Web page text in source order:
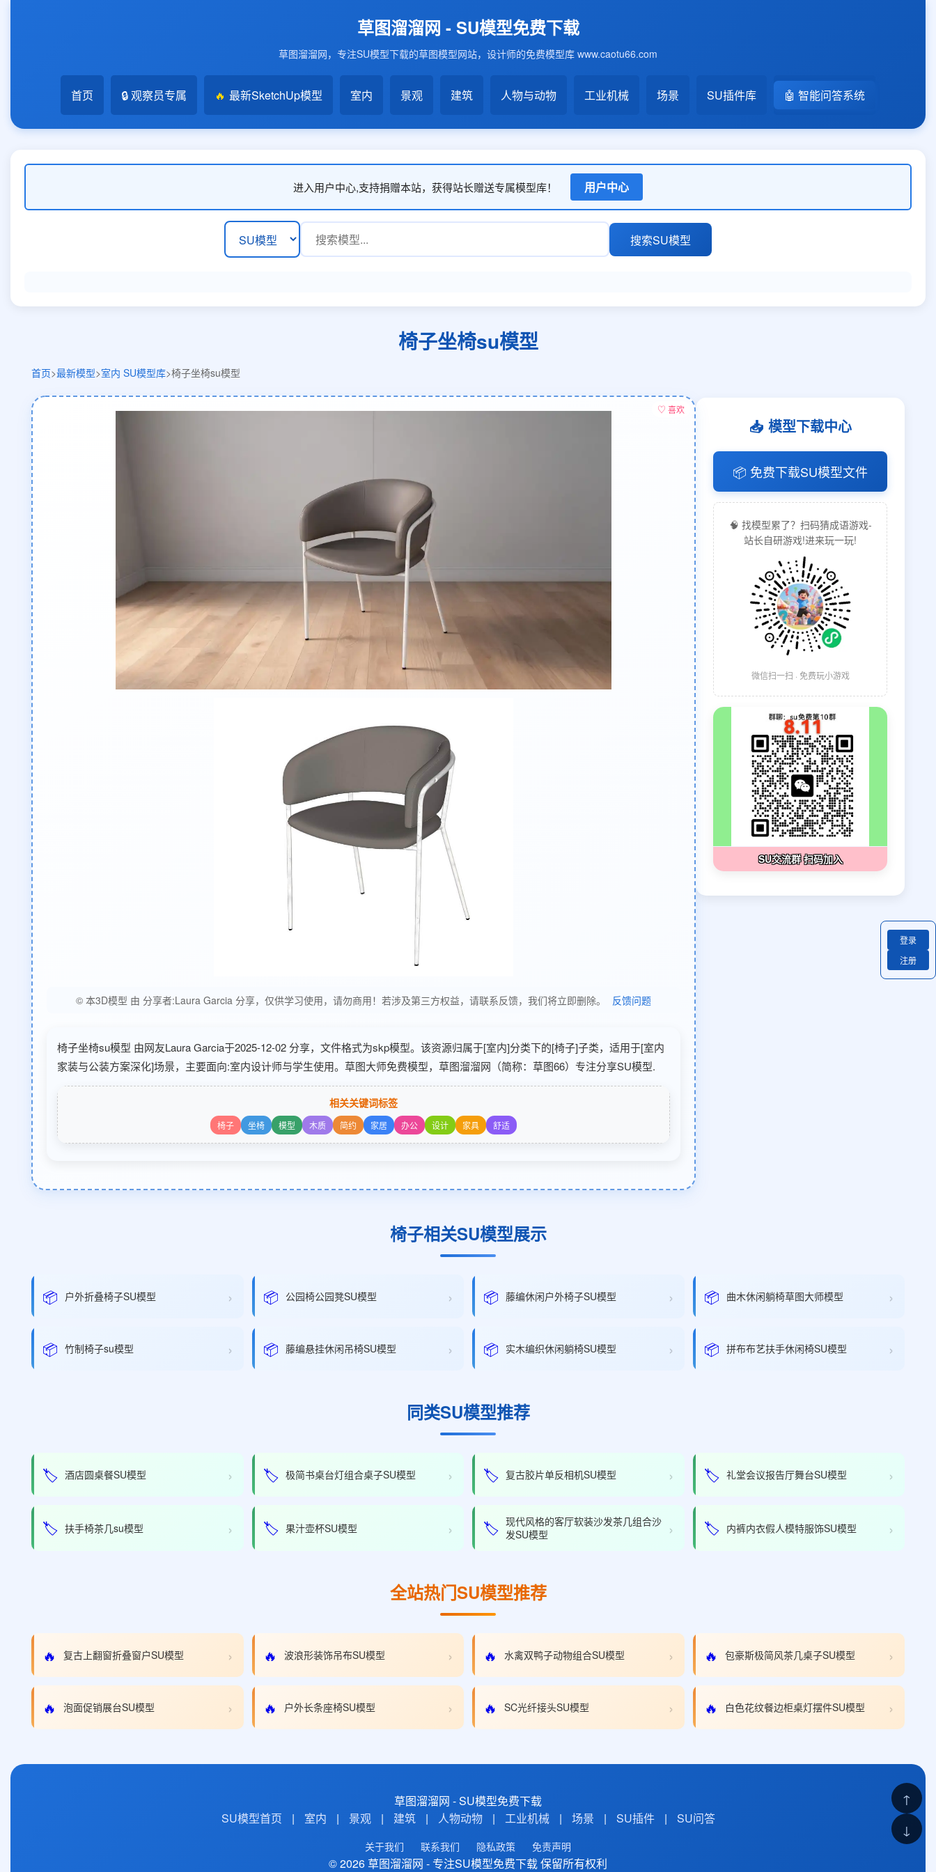
草图溜溜网 - SU模型免费下载
草图溜溜网，专注SU模型下载的草图模型网站，设计师的免费模型库 www.caotu66.com
首页 🔒 观察员专属 🔥 最新SketchUp模型 室内 景观 建筑 人物与动物 工业机械 场景 SU插件库 🤖 智能问答系统
进入用户中心,支持捐赠本站，获得站长赠送专属模型库！ 用户中心
搜索SU模型
椅子坐椅su模型
首页>最新模型>室内 SU模型库>椅子坐椅su模型
♡ 喜欢
© 本3D模型 由 分享者:Laura Garcia 分享，仅供学习使用，请勿商用！若涉及第三方权益，请联系反馈，我们将立即删除。 反馈问题
椅子坐椅su模型 由网友Laura Garcia于2025-12-02 分享，文件格式为skp模型。该资源归属于[室内]分类下的[椅子]子类，适用于[室内
家装与公装方案深化]场景，主要面向:室内设计师与学生使用。草图大师免费模型，草图溜溜网（简称：草图66）专注分享SU模型.
相关关键词标签
椅子 坐椅 模型 木质 简约 家居 办公 设计 家具 舒适
📥 模型下载中心
📦 免费下载SU模型文件
🧠 找模型累了？扫码猜成语游戏-
站长自研游戏!进来玩一玩!
微信扫一扫 · 免费玩小游戏
SU交流群 扫码加入
椅子相关SU模型展示
📦 户外折叠椅子SU模型 › 📦 公园椅公园凳SU模型 › 📦 藤编休闲户外椅子SU模型 › 📦 曲木休闲躺椅草图大师模型 ›
📦 竹制椅子su模型 › 📦 藤编悬挂休闲吊椅SU模型 › 📦 实木编织休闲躺椅SU模型 › 📦 拼布布艺扶手休闲椅SU模型 ›
同类SU模型推荐
🏷️ 酒店圆桌餐SU模型 › 🏷️ 极简书桌台灯组合桌子SU模型 › 🏷️ 复古胶片单反相机SU模型 › 🏷️ 礼堂会议报告厅舞台SU模型 ›
🏷️ 扶手椅茶几su模型 › 🏷️ 果汁壶杯SU模型 › 🏷️ 现代风格的客厅软装沙发茶几组合沙
发SU模型
› 🏷️ 内裤内衣假人模特服饰SU模型 ›
全站热门SU模型推荐
🔥 复古上翻窗折叠窗户SU模型 › 🔥 波浪形装饰吊布SU模型 › 🔥 水禽双鸭子动物组合SU模型 › 🔥 包豪斯极简风茶几桌子SU模型 ›
🔥 泡面促销展台SU模型 › 🔥 户外长条座椅SU模型 › 🔥 SC光纤接头SU模型 › 🔥 白色花纹餐边柜桌灯摆件SU模型 ›
草图溜溜网 - SU模型免费下载
SU模型首页
| 室内 | 景观 | 建筑 | 人物动物 | 工业机械 | 场景 | SU插件 | SU问答
关于我们 联系我们 隐私政策 免责声明
© 2026 草图溜溜网 - 专注SU模型免费下载 保留所有权利
↑
↓
登录
注册